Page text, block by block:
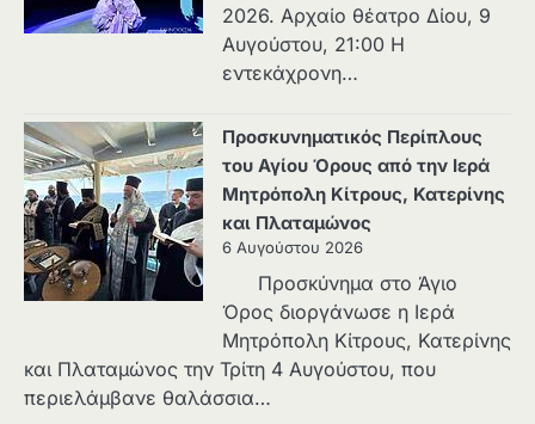
2026. Αρχαίο θέατρο Δίου, 9
Αυγούστου, 21:00 Η
εντεκάχρονη…
Προσκυνηματικός Περίπλους
του Αγίου Όρους από την Ιερά
Μητρόπολη Κίτρους, Κατερίνης
και Πλαταμώνος
6 Αυγούστου 2026
Προσκύνημα στο Άγιο
Όρος διοργάνωσε η Ιερά
Μητρόπολη Κίτρους, Κατερίνης
και Πλαταμώνος την Τρίτη 4 Αυγούστου, που
περιελάμβανε θαλάσσια…